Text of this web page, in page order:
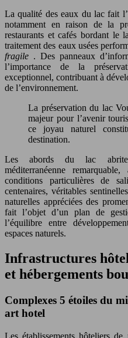
La qualité des eaux du lac fait
notamment en raison de la
restaurants et cafés bordant le
traitement des eaux usées
fragile . Des panneaux
l’importance de la
exceptionnel, contribuant à
de l’environnement.
La préservation du lac
majeur pour l’avenir
ce joyau naturel
destination.
Les abords du lac
méditerranéenne
conditions particulières de
centenaires, véritables
naturelles appréciées des
fait l’objet d’un plan de
l’équilibre entre
espaces naturels.
Infrastructures
et hébergements
Complexes 5 étoiles du
art hotel
Les établissements hôteliers